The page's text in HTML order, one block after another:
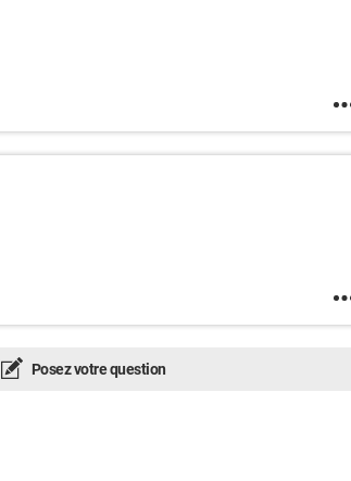
Posez votre question